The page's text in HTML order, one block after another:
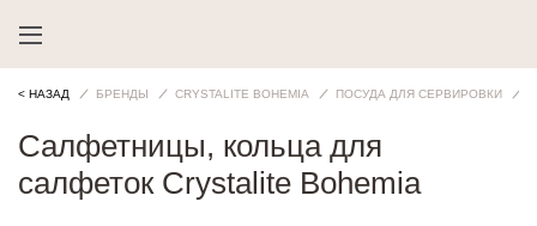
< НАЗАД БРЕНДЫ CRYSTALITE BOHEMIA ПОСУДА ДЛЯ СЕРВИРОВКИ
Салфетницы, кольца для
салфеток Crystalite Bohemia